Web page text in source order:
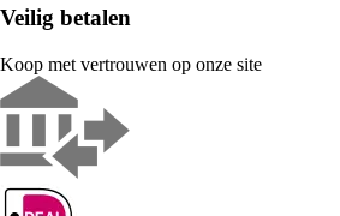
Veilig betalen
Koop met vertrouwen op onze site